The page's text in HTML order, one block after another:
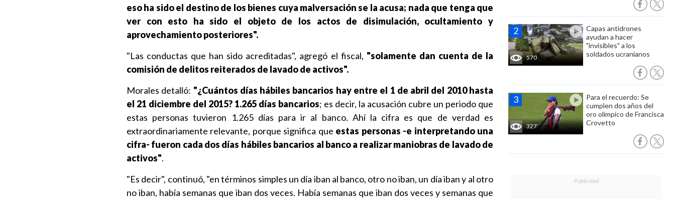
570
Capas antidrones
ayudan a hacer
"invisibles" a los
soldados ucranianos
327
Para el recuerdo: Se
cumplen dos años del
oro olímpico de Francisca
Crovetto
eso ha sido el destino de los bienes cuya malversación se la acusa; nada que tenga que
ver con esto ha sido el objeto de los actos de disimulación, ocultamiento y
aprovechamiento posteriores".
"Las conductas que han sido acreditadas", agregó el fiscal, "solamente dan cuenta de la
comisión de delitos reiterados de lavado de activos".
Morales detalló: "¿Cuántos días hábiles bancarios hay entre el 1 de abril del 2010 hasta
el 21 diciembre del 2015? 1.265 días bancarios; es decir, la acusación cubre un periodo que
estas personas tuvieron 1.265 días para ir al banco. Ahí la cifra es que de verdad es
extraordinariamente relevante, porque significa que estas personas -e interpretando una
cifra- fueron cada dos días hábiles bancarios al banco a realizar maniobras de lavado de
activos".
"Es decir", continuó, "en términos simples un día iban al banco, otro no iban, un día iban y al otro
no iban, había semanas que iban dos veces. Había semanas que iban dos veces y semanas que